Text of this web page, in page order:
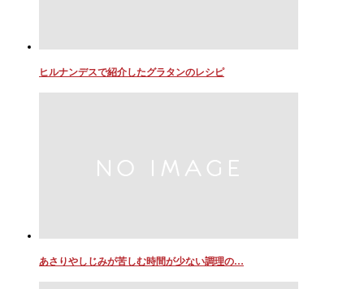
ヒルナンデスで紹介したグラタンのレシピ
あさりやしじみが苦しむ時間が少ない調理の…